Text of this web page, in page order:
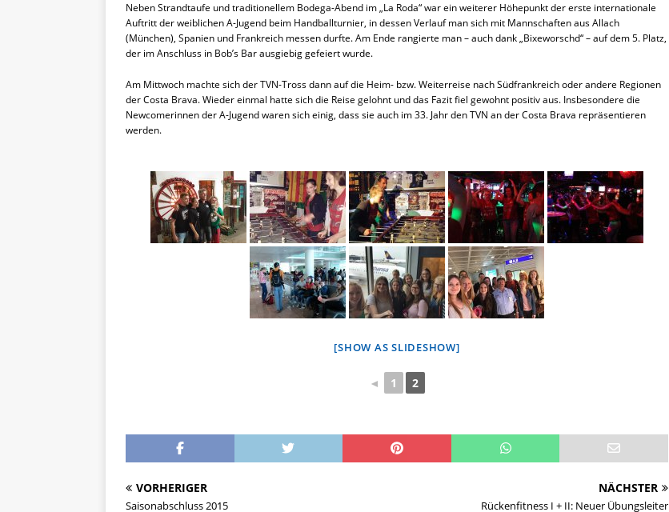
Neben Strandtaufe und traditionellem Bodega-Abend im „La Roda“ war ein weiterer Höhepunkt der erste internationale
Auftritt der weiblichen A-Jugend beim Handballturnier, in dessen Verlauf man sich mit Mannschaften aus Allach
(München), Spanien und Frankreich messen durfte. Am Ende rangierte man – auch dank „Bixeworschd“ – auf dem 5. Platz,
der im Anschluss in Bob’s Bar ausgiebig gefeiert wurde.
Am Mittwoch machte sich der TVN-Tross dann auf die Heim- bzw. Weiterreise nach Südfrankreich oder andere Regionen
der Costa Brava. Wieder einmal hatte sich die Reise gelohnt und das Fazit fiel gewohnt positiv aus. Insbesondere die
Newcomerinnen der A-Jugend waren sich einig, dass sie auch im 33. Jahr den TVN an der Costa Brava repräsentieren
werden.
[SHOW AS SLIDESHOW]
◄ 1 2
VORHERIGER
Saisonabschluss 2015
NÄCHSTER
Rückenfitness I + II: Neuer Übungsleiter